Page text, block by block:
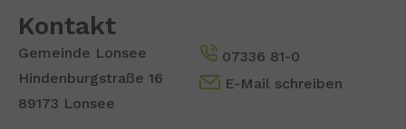
Kontakt
Gemeinde Lonsee
Hindenburgstraße 16
89173 Lonsee
07336 81-0
E-Mail schreiben